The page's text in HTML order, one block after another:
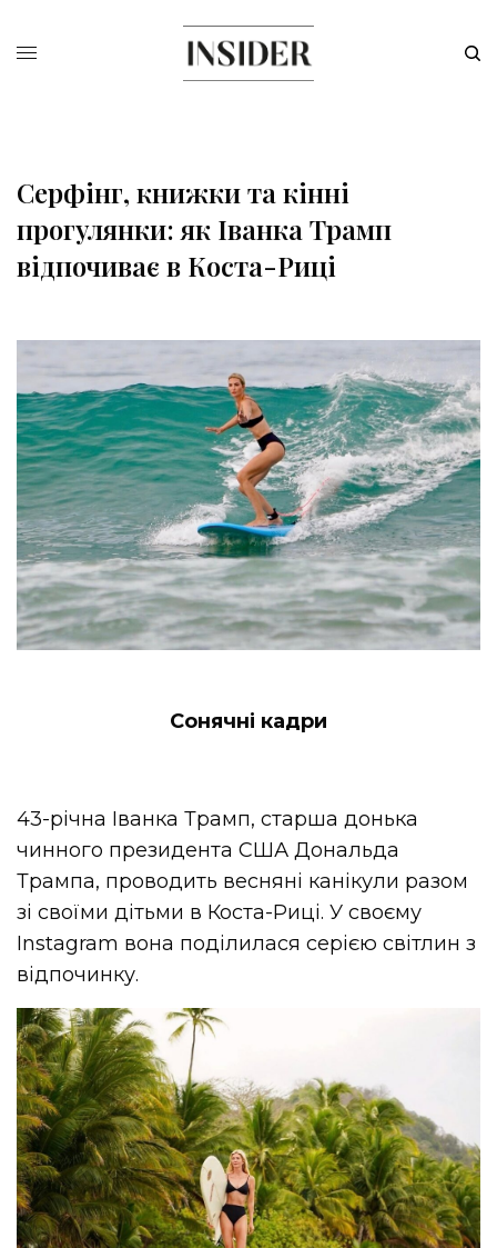
Серфінг, книжки та кінні
прогулянки: як Іванка Трамп
відпочиває в Коста-Риці
Сонячні кадри
43-річна Іванка Трамп, старша донька
чинного президента США Дональда
Трампа, проводить весняні канікули разом
зі своїми дітьми в Коста-Риці. У своєму
Instagram вона поділилася серією світлин з
відпочинку.